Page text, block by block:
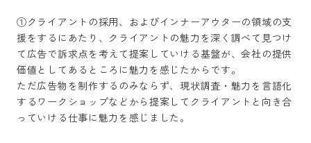
①クライアントの採用、およびインナーアウターの領域の支
援をするにあたり、クライアントの魅力を深く調べて見つけ
て広告で訴求点を考えて提案していける基盤が、会社の提供
価値としてあるところに魅力を感じたからです。
ただ広告物を制作するのみならず、現状調査・魅力を言語化
するワークショップなどから提案してクライアントと向き合
っていける仕事に魅力を感じました。